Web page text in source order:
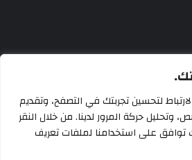
لتحسين تجربتك في التصفح، وتقديم
حركة المرور لدينا. من خلال النقر
على استخدامنا لملفات تعريف
أزري بريس 2025
الخصوصية اتصل بنا